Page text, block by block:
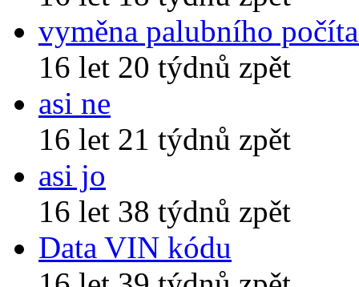
vyměna palubního
16 let 20 týdnů zpět
asi ne
16 let 21 týdnů zpět
asi jo
16 let 38 týdnů zpět
Data VIN kódu